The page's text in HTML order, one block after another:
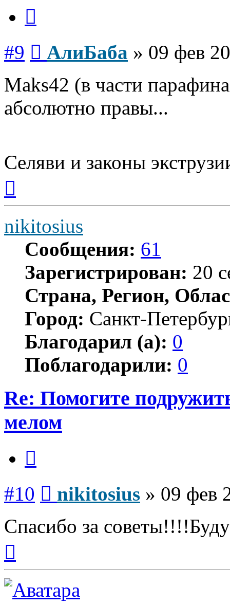
#9 АлиБаба » 09 фев
Maks42 (в части
абсолютно правы...
Селяви и законы
началу
nikitosius
Сообщения: 61
Зарегистрирован: 20
Страна, Регион,
Город: Санкт-
Благодарил (а): 0
Поблагодарили: 0
Re: Помогите
мелом
#10 nikitosius » 09 фев
Спасибо за
началу